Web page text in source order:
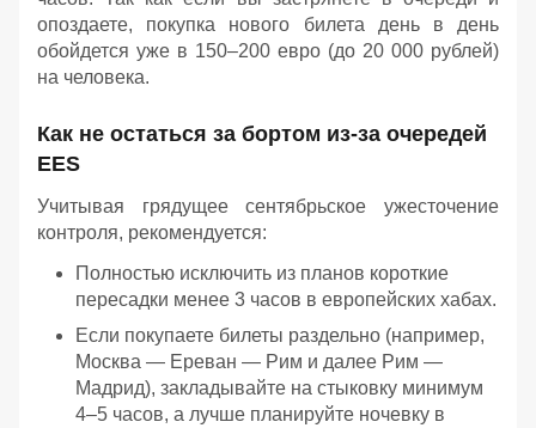
опоздаете, покупка нового билета день в день
обойдется уже в 150–200 евро (до 20 000 рублей)
на человека.
Как не остаться за бортом из-за очередей
EES
Учитывая грядущее сентябрьское ужесточение
контроля, рекомендуется:
Полностью исключить из планов короткие
пересадки менее 3 часов в европейских хабах.
Если покупаете билеты раздельно (например,
Москва — Ереван — Рим и далее Рим —
Мадрид), закладывайте на стыковку минимум
4–5 часов, а лучше планируйте ночевку в